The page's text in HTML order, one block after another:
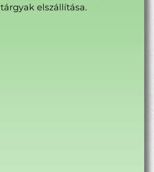
tárgyak elszállítása.